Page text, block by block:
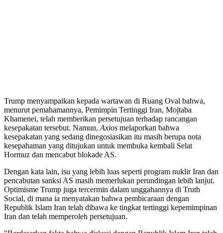
Trump menyampaikan kepada wartawan di Ruang Oval bahwa,
menurut pemahamannya, Pemimpin Tertinggi Iran, Mojtaba
Khamenei, telah memberikan persetujuan terhadap rancangan
kesepakatan tersebut. Namun,Axios melaporkan bahwa
kesepakatan yang sedang dinegosiasikan itu masih berupa nota
kesepahaman yang ditujukan untuk membuka kembali Selat
Hormuz dan mencabut blokade AS.
Dengan kata lain, isu yang lebih luas seperti program nuklir Iran dan
pencabutan sanksi AS masih memerlukan perundingan lebih lanjut.
Optimisme Trump juga tercermin dalam unggahannya di Truth
Social, di mana ia menyatakan bahwa pembicaraan dengan
Republik Islam Iran telah dibawa ke tingkat tertinggi kepemimpinan
Iran dan telah memperoleh persetujuan.